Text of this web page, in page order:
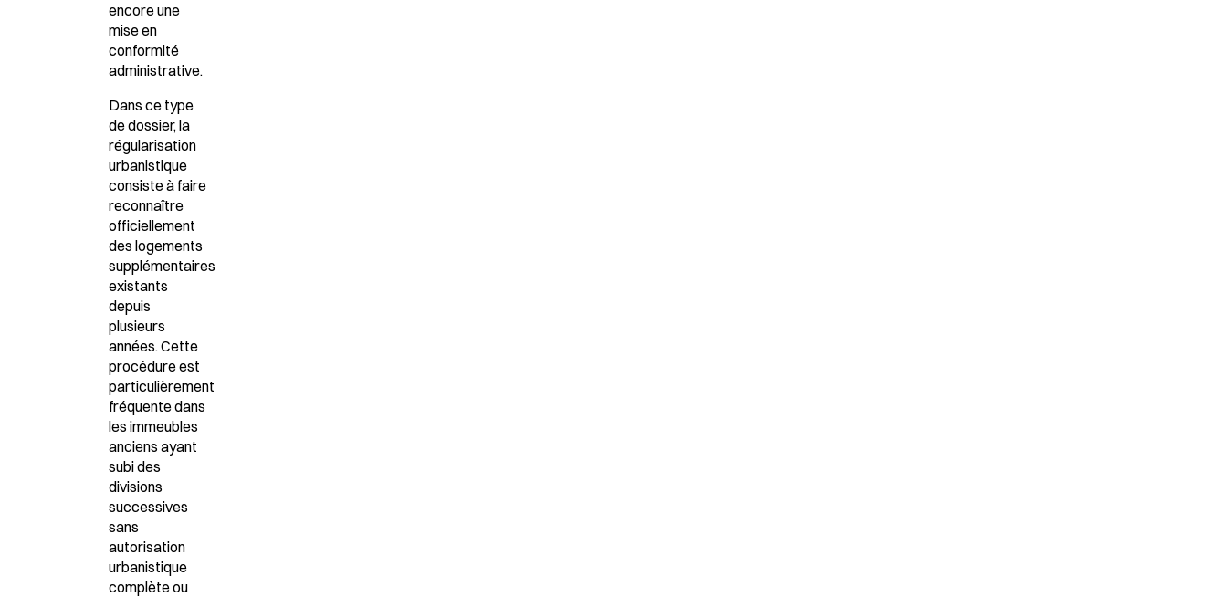
encore une
mise en
conformité
administrative.
Dans ce type
de dossier, la
régularisation
urbanistique
consiste à faire
reconnaître
officiellement
des logements
supplémentaires
existants
depuis
plusieurs
années. Cette
procédure est
particulièrement
fréquente dans
les immeubles
anciens ayant
subi des
divisions
successives
sans
autorisation
urbanistique
complète ou